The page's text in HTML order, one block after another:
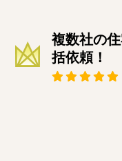
複数社の
括依頼！